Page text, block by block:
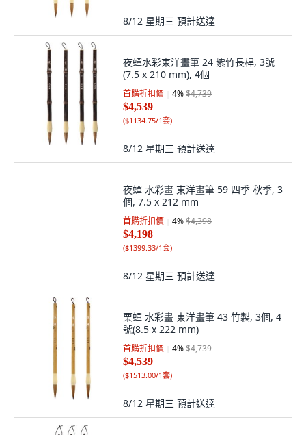
8/12 星期三 預計送達
夜蟬水彩東洋畫筆 24 紫竹長桿, 3號
(7.5 x 210 mm), 4個
首購折扣價 4%$4,739
$4,539
($1134.75/1套)
8/12 星期三 預計送達
夜蟬 水彩畫 東洋畫筆 59 四季 秋季, 3
個, 7.5 x 212 mm
首購折扣價 4%$4,398
$4,198
($1399.33/1套)
8/12 星期三 預計送達
栗蟬 水彩畫 東洋畫筆 43 竹製, 3個, 4
號(8.5 x 222 mm)
首購折扣價 4%$4,739
$4,539
($1513.00/1套)
8/12 星期三 預計送達